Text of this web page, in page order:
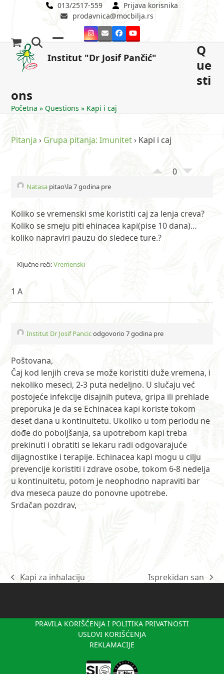
013/2517-559
Prijava korisnika
prodavnica@mocbilja.rs
Instagram
EmailFacebookYouTube
Institut "Dr Josif Pančić"
mobile
mobile
Q
ue
sti
ons
Početna »Questions » Kapi i caj
Pitanja › Grupa pitanja: Imunitet› Kapi i caj
0
Natasa pitao\la 7 godina pre
Koliko se vremenski sme koristiti caj za lenja creva?
Koliko se smeju piti ehinacea kapi(pise 10 dana)…
koliko napraviri pauzu do sledece ture.?
Ključne reči:Vremenski
1 A
Institut Dr Josif Pancicodgovorio 7 godina pre
Poštovana,
Čaj kod lenjih creva se može koristiti duže vremena, i
nekoliko meseci, 2-3 puta nedeljno. U slučaju već
postojeće infekcije disajnih puteva, gripa ili prehlade
preporuka je da se Echinacea kapi koriste tokom
deset dana u kontinuitetu. Ukoliko u tom periodu ne
dođe do poboljšanja, sa upotrebom kapi treba
prekinuti i obratiti se lekaru radi odgovarajuće
dijagnostike i terapije. Echinacea kapi mogu u cilju
prevencije koristiti i zdrave osobe, tokom 6-8 nedelja
u kontinuitetu, potom je neophodno napraviti bar
dva meseca pauze do ponovne upotrebe.
Srdačan pozdrav,
previous
Kapi za inhalaciju
next
Isprekidan san
PRAVILA KORIŠĆENJA I POLITIKA PRIVATNOSTI
USLOVI KORIŠĆENJA
REKLAMACIJE